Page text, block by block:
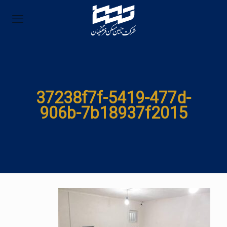
37238f7f-5419-477d-
906b-7b18937f2015